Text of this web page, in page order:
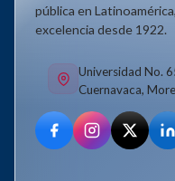
pública en
excelencia desde 1922.
Universidad No.
Cuernavaca,